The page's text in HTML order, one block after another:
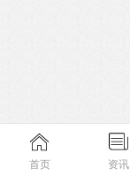
首页 资讯